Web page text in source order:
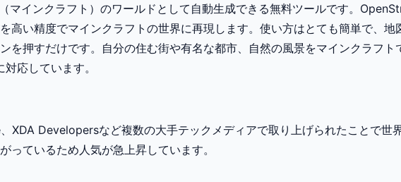
インクラフト）のワールドとして自動生成できる無料ツールです。
高い精度でマインクラフトの世界に再現します。使い方はとても簡単で、
を押すだけです。自分の住む街や有名な都市、自然の風景をマインクラフ
応しています。
Developersなど複数の大手テックメディアで取り上げられたことで世
っているため人気が急上昇しています。